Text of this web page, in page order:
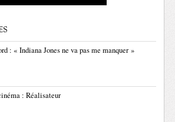
: « Indiana Jones ne va pas me manquer »
: Réalisateur